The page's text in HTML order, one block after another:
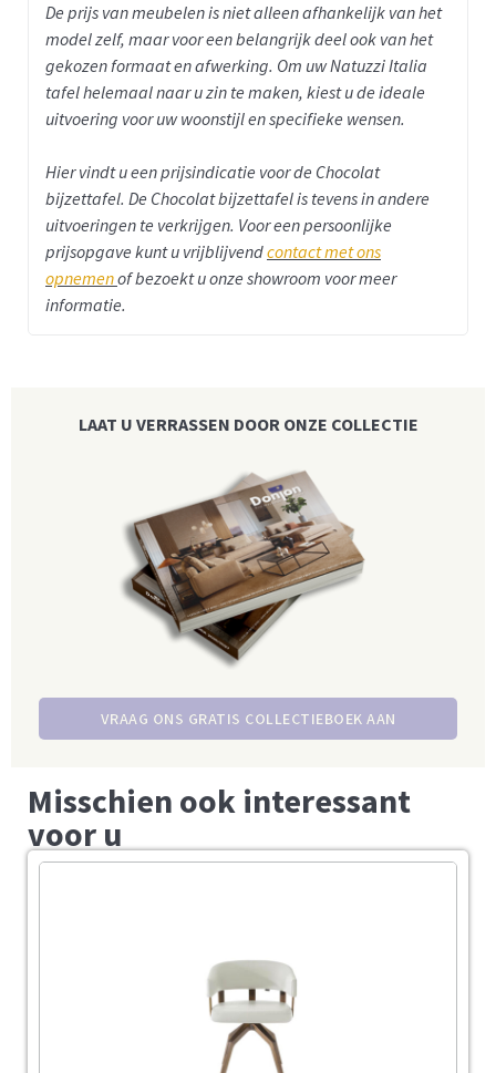
De prijs van meubelen is niet alleen afhankelijk van het
model zelf, maar voor een belangrijk deel ook van het
gekozen formaat en afwerking. Om uw Natuzzi Italia
tafel helemaal naar u zin te maken, kiest u de ideale
uitvoering voor uw woonstijl en specifieke wensen.
Hier vindt u een prijsindicatie voor de Chocolat
bijzettafel. De Chocolat bijzettafel is tevens in andere
uitvoeringen te verkrijgen. Voor een persoonlijke
prijsopgave kunt u vrijblijvendcontact met ons
opnemenof bezoekt u onze showroom voor meer
informatie.
LAAT U VERRASSEN DOOR ONZE COLLECTIE
VRAAG ONS GRATIS COLLECTIEBOEK AAN
Misschien ook interessant
voor u